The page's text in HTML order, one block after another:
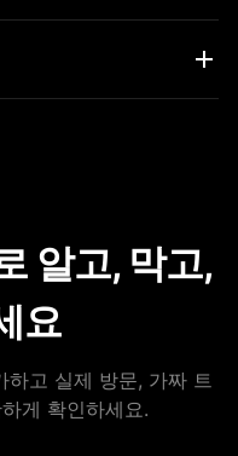
대비 더 간단하고 저렴합
는 쿠키를 쓰지 않고
응에 도움이 될 수 있지
알고, 막고,
요
고 실제 방문, 가짜 트
게 확인하세요.